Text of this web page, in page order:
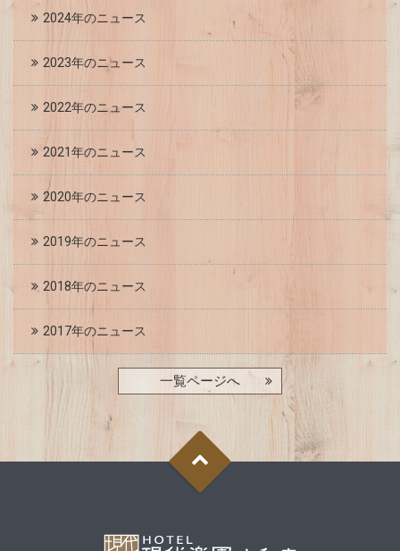
2024年のニュース
2023年のニュース
2022年のニュース
2021年のニュース
2020年のニュース
2019年のニュース
2018年のニュース
2017年のニュース
一覧ページへ